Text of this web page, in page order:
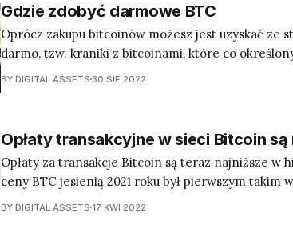
Gdzie zdobyć darmowe BTC
Oprócz zakupu bitcoinów możesz jest uzyskać ze
darmo, tzw. kraniki z bitcoinami, które co
BY DIGITAL ASSETS 30 SIE 2022
Opłaty transakcyjne w sieci Bitcoin
Opłaty za transakcje Bitcoin są teraz najniższe w
ceny BTC jesienią 2021 roku był pierwszym takim
BY DIGITAL ASSETS 17 KWI 2022